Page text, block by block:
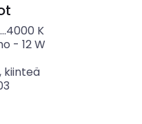
K
- 12W
kiinteä